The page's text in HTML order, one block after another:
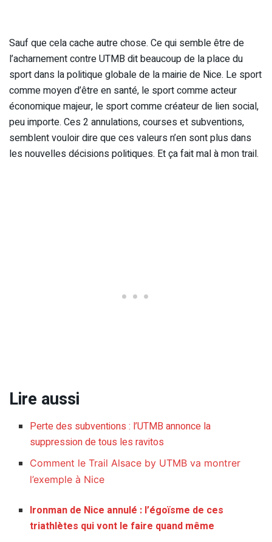
Sauf que cela cache autre chose. Ce qui semble être de
l’acharnement contre UTMB dit beaucoup de la place du
sport dans la politique globale de la mairie de Nice. Le sport
comme moyen d’être en santé, le sport comme acteur
économique majeur, le sport comme créateur de lien social,
peu importe. Ces 2 annulations, courses et subventions,
semblent vouloir dire que ces valeurs n’en sont plus dans
les nouvelles décisions politiques. Et ça fait mal à mon trail.
Lire aussi
Perte des subventions : l’UTMB annonce la
suppression de tous les ravitos
Comment le Trail Alsace by UTMB va montrer
l’exemple à Nice
Ironman de Nice annulé : l’égoïsme de ces
triathlètes qui vont le faire quand même